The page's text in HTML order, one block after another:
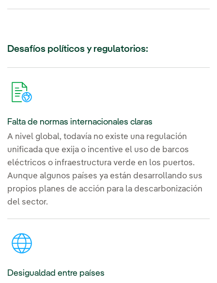
Desafíos políticos y regulatorios:
Falta de normas internacionales claras
A nivel global, todavía no existe una regulación
unificada que exija o incentive el uso de barcos
eléctricos o infraestructura verde en los puertos.
Aunque algunos países ya están desarrollando sus
propios planes de acción para la descarbonización
del sector.
Desigualdad entre países